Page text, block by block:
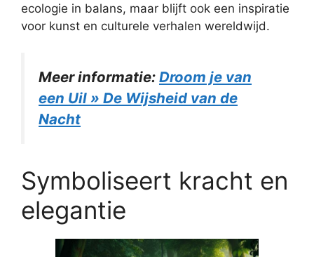
ecologie in balans, maar blijft ook een inspiratie
voor kunst en culturele verhalen wereldwijd.
Meer informatie: Droom je van
een Uil » De Wijsheid van de
Nacht
Symboliseert kracht en
elegantie